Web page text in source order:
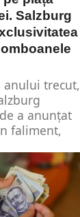
Salzburg
anului trecut,
a anunțat
faliment,